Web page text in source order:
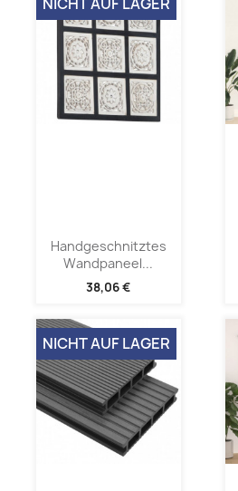
Handgeschnitztes
Wandpaneel...
38,06 €
NICHT AUF LAGER
NICHT AUF LAGER